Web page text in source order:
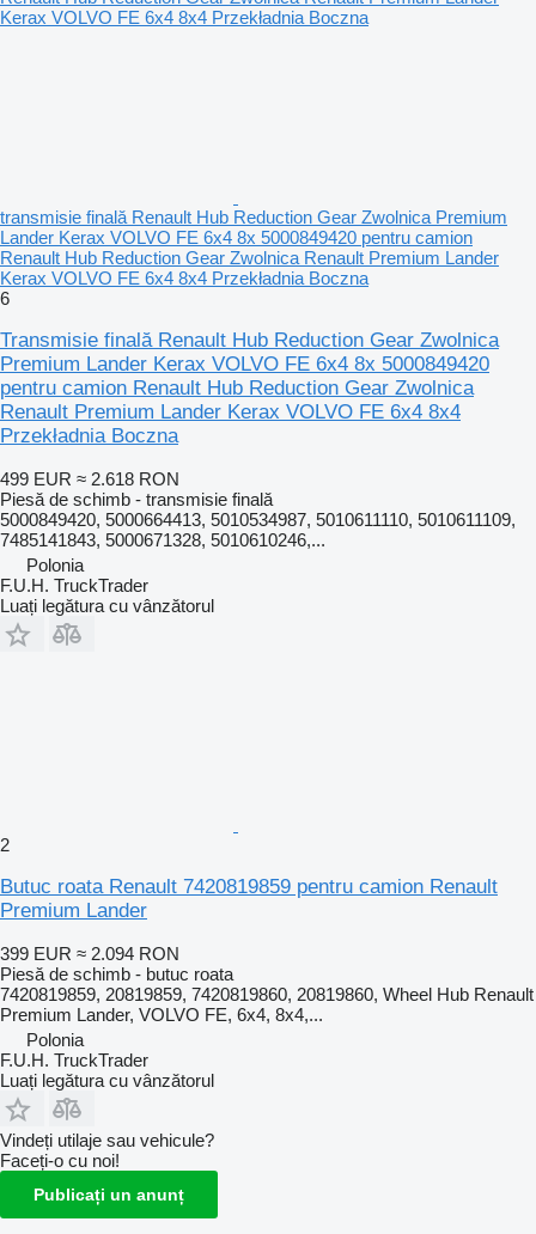
transmisie finală Renault Hub Reduction Gear Zwolnica Premium
Lander Kerax VOLVO FE 6x4 8x 5000849420 pentru camion
Renault Hub Reduction Gear Zwolnica Renault Premium Lander
Kerax VOLVO FE 6x4 8x4 Przekładnia Boczna
6
Transmisie finală Renault Hub Reduction Gear Zwolnica
Premium Lander Kerax VOLVO FE 6x4 8x 5000849420
pentru camion Renault Hub Reduction Gear Zwolnica
Renault Premium Lander Kerax VOLVO FE 6x4 8x4
Przekładnia Boczna
499 EUR ≈ 2.618 RON
Piesă de schimb - transmisie finală
5000849420, 5000664413, 5010534987, 5010611110, 5010611109,
7485141843, 5000671328, 5010610246,...
Polonia
F.U.H. TruckTrader
Luați legătura cu vânzătorul
2
Butuc roata Renault 7420819859 pentru camion Renault
Premium Lander
399 EUR ≈ 2.094 RON
Piesă de schimb - butuc roata
7420819859, 20819859, 7420819860, 20819860, Wheel Hub Renault
Premium Lander, VOLVO FE, 6x4, 8x4,...
Polonia
F.U.H. TruckTrader
Luați legătura cu vânzătorul
Vindeți utilaje sau vehicule?
Faceți-o cu noi!
Publicați un anunț